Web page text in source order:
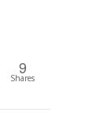
9
Shares